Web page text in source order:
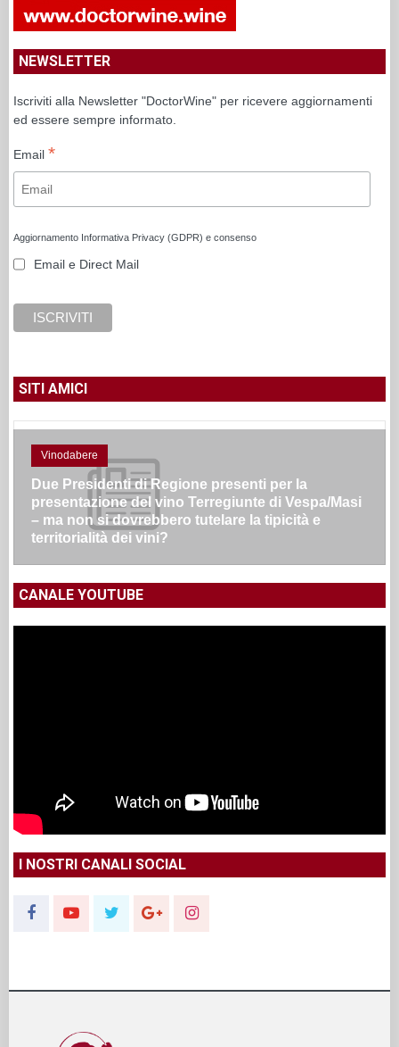
NEWSLETTER
Iscriviti alla Newsletter "DoctorWine" per ricevere aggiornamenti
ed essere sempre informato.
Email *
Aggiornamento Informativa Privacy (GDPR) e consenso
Email e Direct Mail
SITI AMICI
Vinodabere
Due Presidenti di Regione presenti per la
presentazione del vino Terregiunte di Vespa/Masi
– ma non si dovrebbero tutelare la tipicità e
territorialità dei vini?
CANALE YOUTUBE
I NOSTRI CANALI SOCIAL